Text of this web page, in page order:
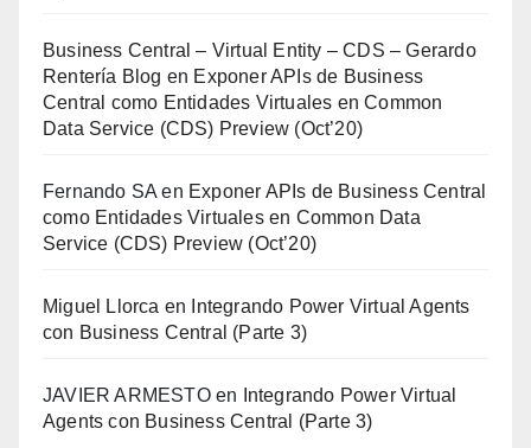
Business Central – Virtual Entity – CDS – Gerardo
Rentería Blog en Exponer APIs de Business
Central como Entidades Virtuales en Common
Data Service (CDS) Preview (Oct’20)
Fernando SA en Exponer APIs de Business Central
como Entidades Virtuales en Common Data
Service (CDS) Preview (Oct’20)
Miguel Llorca en
Integrando Power Virtual Agents
con Business Central (Parte 3)
JAVIER ARMESTOen
Integrando Power Virtual
Agents con Business Central (Parte 3)